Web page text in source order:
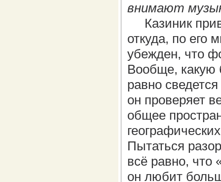
внимают
Казиник
откуда, по его
убежден, что
Вообще, какую
равно
он проверяет
общее
Пытаться
всё равно, что
он любит